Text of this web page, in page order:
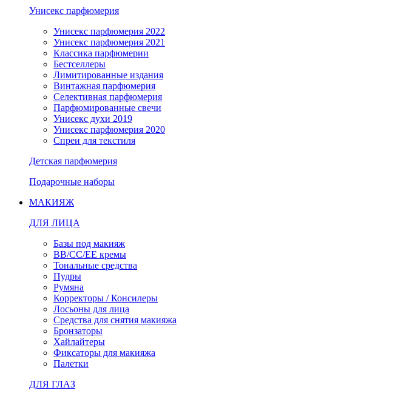
Унисекс парфюмерия
Унисекс парфюмерия 2022
Унисекс парфюмерия 2021
Классика парфюмерии
Бестселлеры
Лимитированные издания
Винтажная парфюмерия
Селективная парфюмерия
Парфюмированные свечи
Унисекс духи 2019
Унисекс парфюмерия 2020
Спреи для текстиля
Детская парфюмерия
Подарочные наборы
МАКИЯЖ
ДЛЯ ЛИЦА
Базы под макияж
BB/CC/EE кремы
Тональные средства
Пудры
Румяна
Корректоры / Консилеры
Лосьоны для лица
Средства для снятия макияжа
Бронзаторы
Хайлайтеры
Фиксаторы для макияжа
Палетки
ДЛЯ ГЛАЗ